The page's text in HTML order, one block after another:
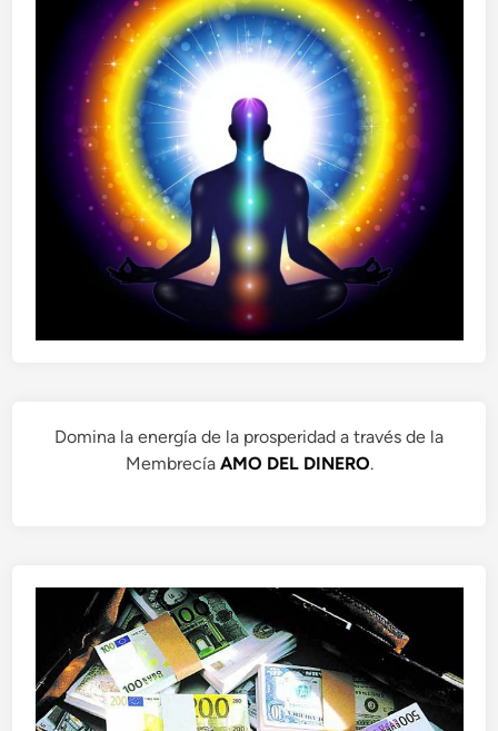
Domina la energía de la prosperidad a través de la
Membrecía AMO DEL DINERO.